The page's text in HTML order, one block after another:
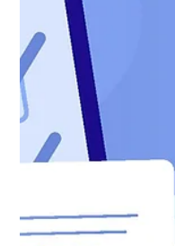
O que é
IA e como
A validação de
confiabilidade para
da Asten, ela protege
experiência do cliente
etapa do processo.